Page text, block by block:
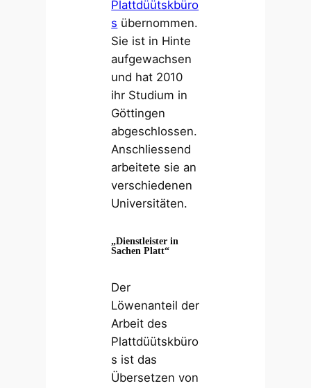
Plattdüütskbüro
s übernommen.
Sie ist in Hinte
aufgewachsen
und hat 2010
ihr Studium in
Göttingen
abgeschlossen.
Anschliessend
arbeitete sie an
verschiedenen
Universitäten.
„Dienstleister in
Sachen Platt“
Der
Löwenanteil der
Arbeit des
Plattdüütskbüro
s ist das
Übersetzen von